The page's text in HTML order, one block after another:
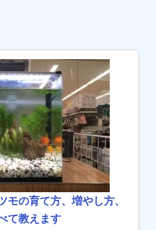
モの育て方、増やし方、
て教えます